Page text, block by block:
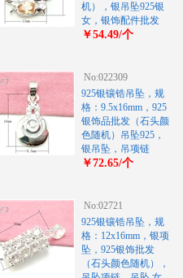
机），银吊坠925银
女，银饰配件批发
￥54.49/个
No:022309
925银镶锆吊坠，规
格：9.5x16mm，925
银饰品批发（石头颜
色随机）吊坠925，
银吊坠，吊项链
￥72.65/个
No:02721
925银镶锆吊坠，规
格：12x16mm，银项
坠，925银饰批发
（石头颜色随机），